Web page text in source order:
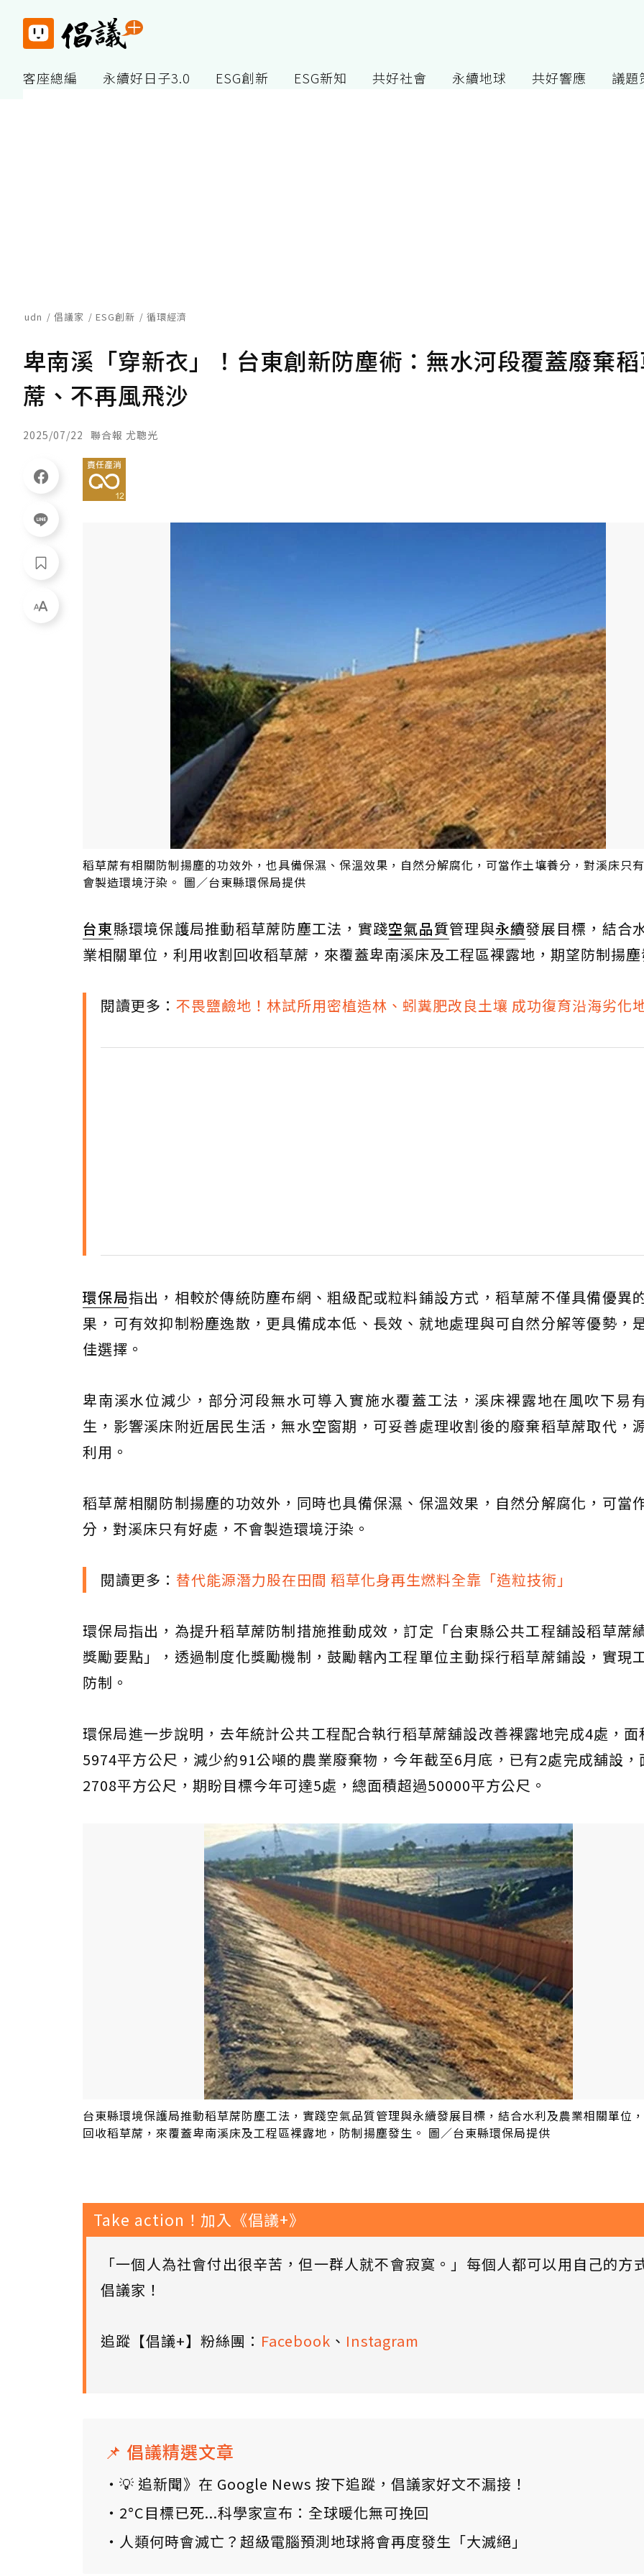
客座總編 永續好日子3.0 ESG創新 ESG新知 共好社會 永續地球 共好響應 議題
udn 倡議家 ESG創新 循環經濟
卑南溪「穿新衣」！台東創新防塵術：無水河段覆蓋廢棄
蓆、不再風飛沙
2025/07/22 聯合報 尤聰光
稻草蓆有相關防制揚塵的功效外，也具備保濕、保溫效果，自然分解腐化，可當作土壤養分，對溪床只
會製造環境汙染。 圖／台東縣環保局提供
台東縣環境保護局推動稻草蓆防塵工法，實踐空氣品質管理與永續發展目標，結合
業相關單位，利用收割回收稻草蓆，來覆蓋卑南溪床及工程區裸露地，期望防制揚
閱讀更多： 不畏鹽鹼地！林試所用密植造林、蚓糞肥改良土壤 成功復育沿海劣化
環保局指出，相較於傳統防塵布網、粗級配或粒料鋪設方式，稻草蓆不僅具備優異
果，可有效抑制粉塵逸散，更具備成本低、長效、就地處理與可自然分解等優勢，
佳選擇。
卑南溪水位減少，部分河段無水可導入實施水覆蓋工法，溪床裸露地在風吹下易
生，影響溪床附近居民生活，無水空窗期，可妥善處理收割後的廢棄稻草蓆取代，
利用。
稻草蓆相關防制揚塵的功效外，同時也具備保濕、保溫效果，自然分解腐化，可當
分，對溪床只有好處，不會製造環境汙染。
閱讀更多： 替代能源潛力股在田間 稻草化身再生燃料全靠「造粒技術」
環保局指出，為提升稻草蓆防制措施推動成效，訂定「台東縣公共工程舖設稻草蓆
獎勵要點」，透過制度化獎勵機制，鼓勵轄內工程單位主動採行稻草蓆鋪設，實現
防制。
環保局進一步說明，去年統計公共工程配合執行稻草蓆舖設改善裸露地完成4處，
5974平方公尺，減少約91公噸的農業廢棄物，今年截至6月底，已有2處完成舖設
2708平方公尺，期盼目標今年可達5處，總面積超過50000平方公尺。
台東縣環境保護局推動稻草蓆防塵工法，實踐空氣品質管理與永續發展目標，結合水利及農業相關單位
回收稻草蓆，來覆蓋卑南溪床及工程區裸露地，防制揚塵發生。 圖／台東縣環保局提供
Take action！加入《倡議+》
「一個人為社會付出很辛苦，但一群人就不會寂寞。」每個人都可以用自己的方
倡議家！
追蹤【倡議+】粉絲團： Facebook 、 Instagram
📌 倡議精選文章
💡 追新聞》在 Google News 按下追蹤，倡議家好文不漏接！
2°C目標已死...科學家宣布：全球暖化無可挽回
人類何時會滅亡？超級電腦預測地球將會再度發生「大滅絕」